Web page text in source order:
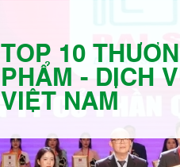
TOP 10
PHẨM - DỊCH
VIỆT NAM